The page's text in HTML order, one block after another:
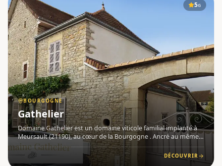
5G
BOURGOGNE
Gathelier
Domaine Gathelier est un domaine viticole familial implanté à
Meursault (21190), au cœur de la Bourgogne . Ancré au même
endroit depuis plus de 150 ans , ce domaine confidentiel cultive
3 hectares répartis sur 10 parcelles , toutes situéesDÉCOUVRIR